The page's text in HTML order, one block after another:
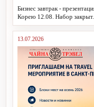
Бизнес завтрак -
Корею 12.08. Набор закрыт.
13.07.2026